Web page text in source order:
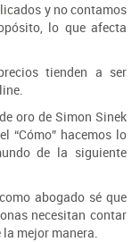
y no contamos
lo que afecta
tienden a ser
oro de Simon Sinek
“Cómo” hacemos lo
de la siguiente
abogado sé que
necesitan contar
mejor manera.